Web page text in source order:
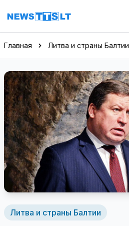
Перейти к содержимому
Главная Литва и страны Балтии
Литва и страны Балтии